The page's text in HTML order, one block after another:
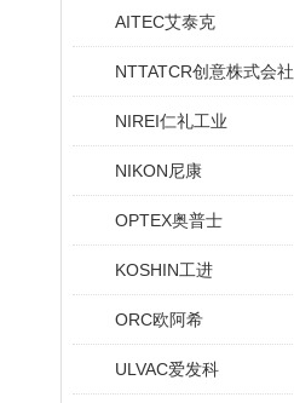
AITEC艾泰克
NTTATCR创意株式会社
NIREI仁礼工业
NIKON尼康
OPTEX奥普士
KOSHIN工进
ORC欧阿希
ULVAC爱发科